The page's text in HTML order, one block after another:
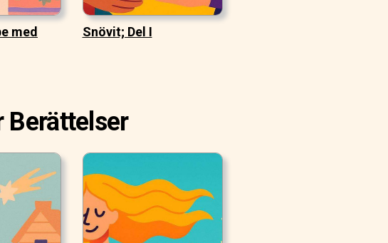
med
Snövit; Del I
Berättelser